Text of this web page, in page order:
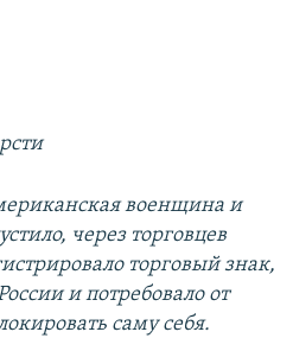
военщина и
через торговцев
торговый знак,
и потребовало от
саму себя.